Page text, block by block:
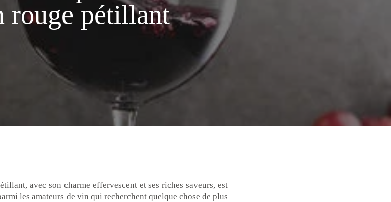
rouge pétillant
avec son charme effervescent et ses riches saveurs, est
les amateurs de vin qui recherchent quelque chose de plus